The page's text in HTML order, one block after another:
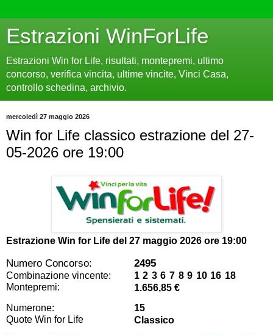
Estrazioni WinForLife
Estrazioni Win for Life, risultati, montepremi, ultimo
concorso, verifica vincita, ultime vincite, Vinci Casa,
controllo schedina, archivio.
mercoledì 27 maggio 2026
Win for Life classico estrazione del 27-
05-2026 ore 19:00
Estrazione Win for Life del 27 maggio 2026 ore 19:00
Numero Concorso: 2495
Combinazione vincente:
1 2 3 6 7 8 9 10 16 18
Montepremi:
1.656,85 €
Numerone:
15
Quote Win for Life
Classico